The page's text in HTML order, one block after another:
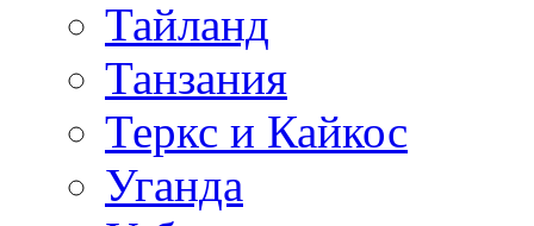
Тайланд
Танзания
Теркс и Кайкос
Уганда